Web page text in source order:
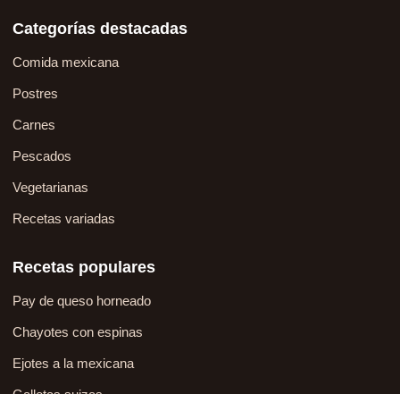
Categorías destacadas
Comida mexicana
Postres
Carnes
Pescados
Vegetarianas
Recetas variadas
Recetas populares
Pay de queso horneado
Chayotes con espinas
Ejotes a la mexicana